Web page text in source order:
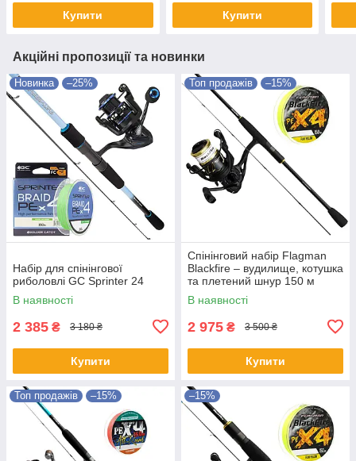
Купити Купити
Акційні пропозиції та новинки
Новинка –25%
Набір для спінінгової
риболовлі GC Sprinter 24
В наявності
2 385 ₴ 3 180 ₴
Купити
Топ продажів –15%
Спінінговий набір Flagman
Blackfire – вудилище, котушка
та плетений шнур 150 м
В наявності
2 975 ₴ 3 500 ₴
Купити
Топ продажів –15% –15%